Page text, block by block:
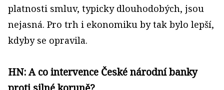
platnosti smluv, typicky dlouhodobých, jsou
nejasná. Pro trh i ekonomiku by tak bylo lepší,
kdyby se opravila.
HN: A co intervence České národní banky